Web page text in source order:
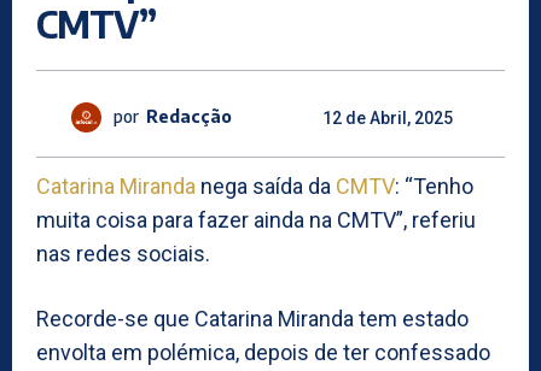
CMTV”
por Redacção 12 de Abril, 2025
Catarina Miranda nega saída da CMTV: “Tenho
muita coisa para fazer ainda na CMTV”, referiu
nas redes sociais.
Recorde-se que Catarina Miranda tem estado
envolta em polémica, depois de ter confessado